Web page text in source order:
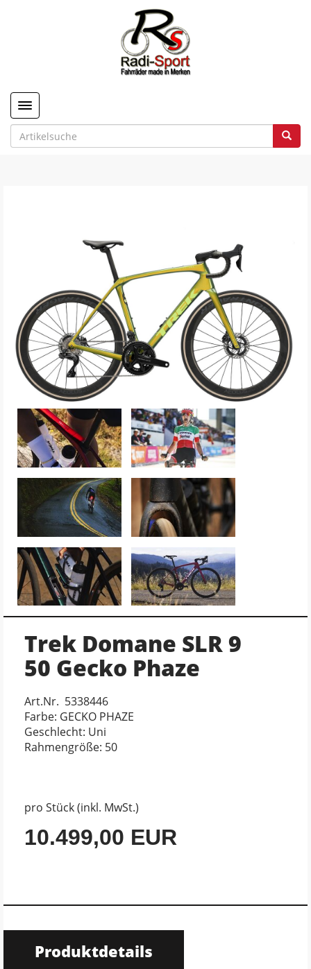
Toggle navigation
Trek Domane SLR 9
50 Gecko Phaze
Art.Nr. 5338446
Farbe: GECKO PHAZE
Geschlecht: Uni
Rahmengröße: 50
pro Stück (inkl. MwSt.)
10.499,00 EUR
Produktdetails